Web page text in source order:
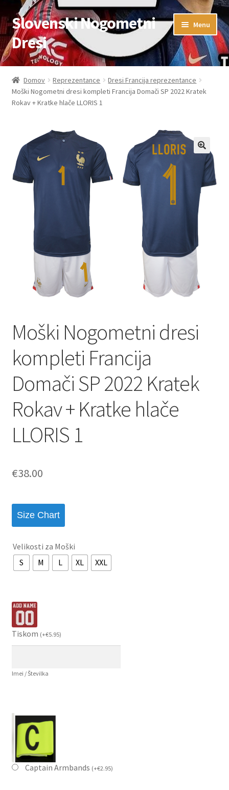
Skip
to
navigation
Skip
to
content
Slovenski Nogometni
Dresi
Menu
Domov
Blog
Kontaktiraj nas
Košarica
Moj račun
Trgovina
Zaključek nakupa
Domov Reprezentance
Dresi Francija reprezentance
Moški Nogometni dresi kompleti Francija Domači SP 2022 Kratek
Rokav + Kratke hlače LLORIS 1
Moški Nogometni dresi
kompleti Francija
Domači SP 2022 Kratek
Rokav + Kratke hlače
LLORIS 1
€38.00
Size Chart
Velikosti za Moški
S
M L XL XXL
Tiskom (+€5.95)
Imei / Številka
Captain Armbands (+€2.95)